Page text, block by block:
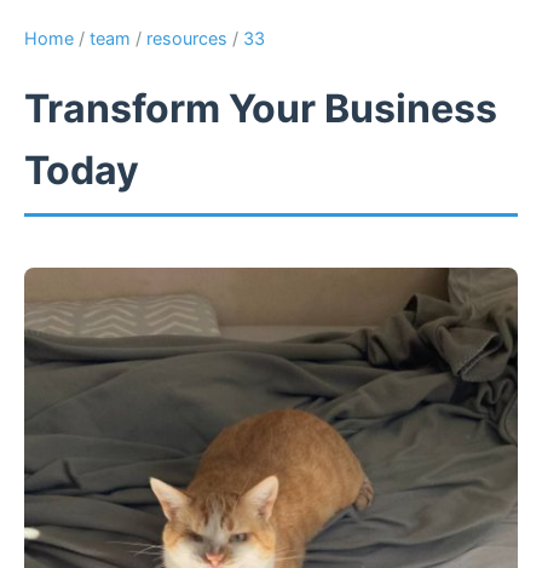
Home / team / resources / 33
Transform Your Business
Today